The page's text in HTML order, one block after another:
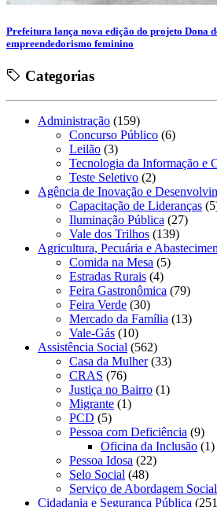
Prefeitura lança nova edição do projeto Dona
empreendedorismo feminino
Categorias
Administração (159)
Concurso Público (6)
Leilão (3)
Tecnologia da Informação e
Teste Seletivo (2)
Agência de Inovação e
Capacitação de Lideranças
Iluminação Pública (27)
Vale dos Trilhos (139)
Agricultura, Pecuária e
Comida na Mesa (5)
Estradas Rurais (4)
Feira Gastronômica (79)
Feira Verde (30)
Mercado da Família (13)
Vale-Gás (10)
Assistência Social (562)
Casa da Mulher(33)
CRAS (76)
Justiça no Bairro (1)
Migrante (1)
PCD (5)
Pessoa com Deficiência (9)
Oficina da Inclusão (1)
Pessoa Idosa (22)
Selo Social (48)
Serviço de Abordagem Social
Cidadania e Segurança Pública